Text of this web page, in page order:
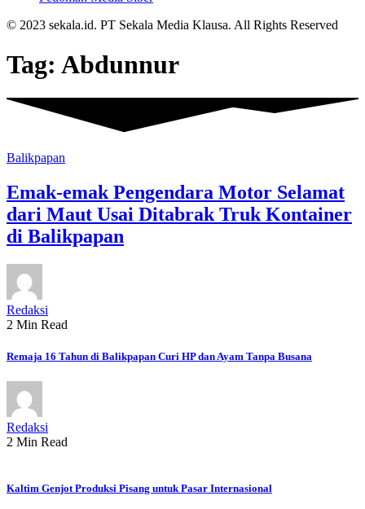
© 2023 sekala.id. PT Sekala Media Klausa. All Rights Reserved
Tag: Abdunnur
Balikpapan
Emak-emak Pengendara Motor Selamat
dari Maut Usai Ditabrak Truk Kontainer
di Balikpapan
Redaksi
2 Min Read
Remaja 16 Tahun di Balikpapan Curi HP dan Ayam Tanpa Busana
Redaksi
2 Min Read
Kaltim Genjot Produksi Pisang untuk Pasar Internasional